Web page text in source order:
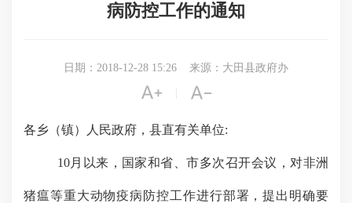
病防控工作的通知
日期：2018-12-28 15:26 来源：大田县政府办
 
各乡（镇）人民政府，县直有关单位:
10月以来，国家和省、市多次召开会议，对非洲
猪瘟等重大动物疫病防控工作进行部署，提出明确要